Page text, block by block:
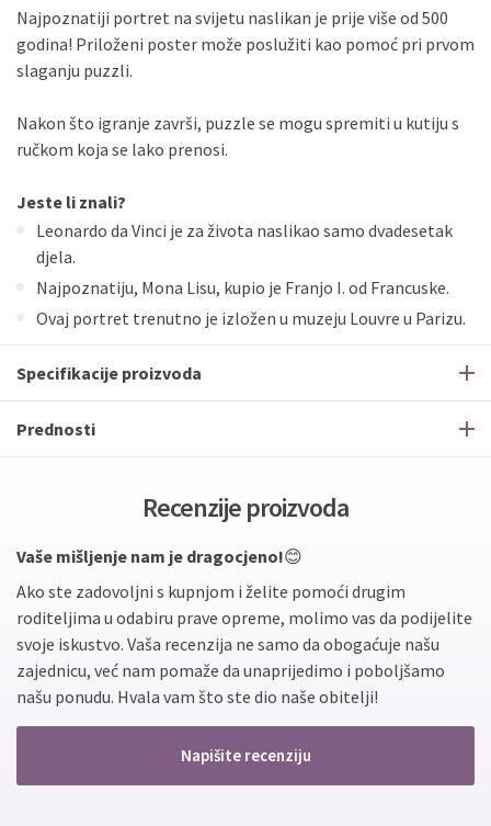
Najpoznatiji portret na svijetu naslikan je prije više od 500
godina! Priloženi poster može poslužiti kao pomoć pri prvom
slaganju puzzli.
Nakon što igranje završi, puzzle se mogu spremiti u kutiju s
ručkom koja se lako prenosi.
Jeste li znali?
Leonardo da Vinci je za života naslikao samo dvadesetak
djela.
Najpoznatiju, Mona Lisu, kupio je Franjo I. od Francuske.
Ovaj portret trenutno je izložen u muzeju Louvre u Parizu.
Specifikacije proizvoda
Prednosti
Recenzije proizvoda
Vaše mišljenje nam je dragocjeno!😊
Ako ste zadovoljni s kupnjom i želite pomoći drugim
roditeljima u odabiru prave opreme, molimo vas da podijelite
svoje iskustvo. Vaša recenzija ne samo da obogaćuje našu
zajednicu, već nam pomaže da unaprijedimo i poboljšamo
našu ponudu. Hvala vam što ste dio naše obitelji!
Napišite recenziju